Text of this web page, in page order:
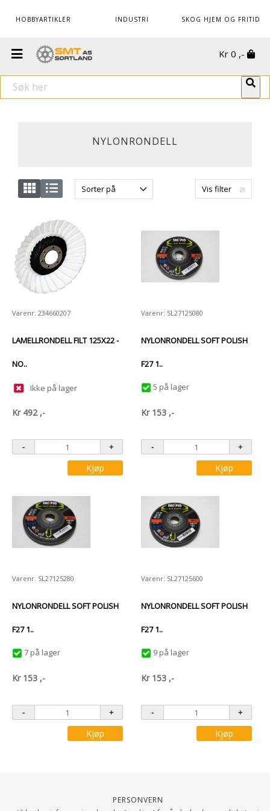
HOBBYARTIKLER INDUSTRI SKOG HJEM OG FRITID
Kr 0 ,-
NYLONRONDELL
Vis filter
Sorter på
Varenr: 234660207
LAMELLRONDELL FILT 125X22 -
NO..
Ikke på lager
Kr 492 ,-
Kjøp
Varenr: SL27125080
NYLONRONDELL SOFT POLISH
F27 1..
5 på lager
Kr 153 ,-
Kjøp
Varenr: SL27125280
NYLONRONDELL SOFT POLISH
F27 1..
7 på lager
Kr 153 ,-
Kjøp
Varenr: SL27125600
NYLONRONDELL SOFT POLISH
F27 1..
9 på lager
Kr 153 ,-
Kjøp
Personvern